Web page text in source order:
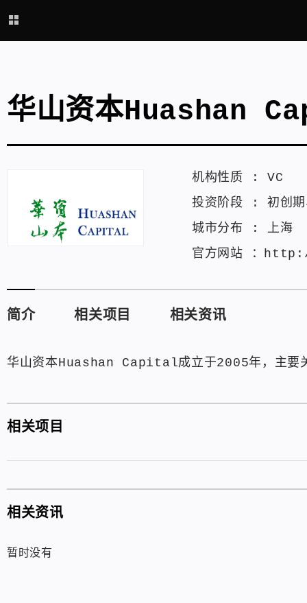
华山资本Huashan
机构性质 : VC
投资阶段 : 初创期
城市分布 : 上海
官方网站 ：
简介 相关项目 相关资讯
华山资本Huashan Capital成立于2005年，主
相关项目
相关资讯
暂时没有